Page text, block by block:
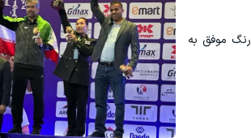
مردان ایران با کسب 5 مدال رنگارنگ موفق به